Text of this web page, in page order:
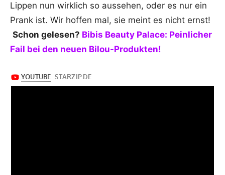
Lippen nun wirklich so aussehen, oder es nur ein
Prank ist. Wir hoffen mal, sie meint es nicht ernst!
Schon gelesen? Bibis Beauty Palace: Peinlicher
Fail bei den neuen Bilou-Produkten!